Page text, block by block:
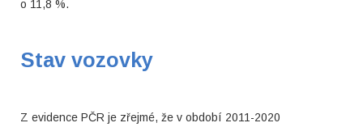
o 11,8 %.
Stav vozovky
Z evidence PČR je zřejmé, že v období 2011-2020